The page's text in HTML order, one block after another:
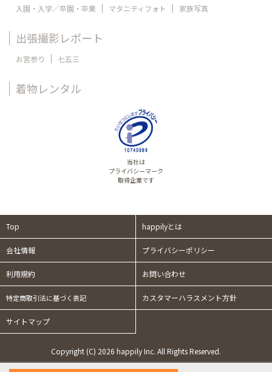
入園・入学／卒園・卒業
マタニティフォト 家族写真
出張撮影レポート
お宮参り 七五三
着物レンタル
当社は
プライバシーマーク
取得企業です
Top happilyとは
会社情報 プライバシーポリシー
利用規約 お問い合わせ
特定商取引法に基づく表記 カスタマーハラスメント方針
サイトマップ
Copyright (C) 2026 happily Inc. All Rights Reserved.